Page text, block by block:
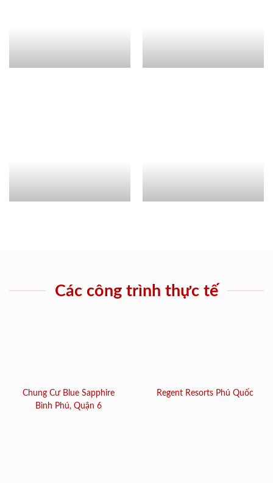
Các công trình thực tế
Chung Cư Blue Sapphire
Bình Phú, Quận 6
Regent Resorts Phú Quốc